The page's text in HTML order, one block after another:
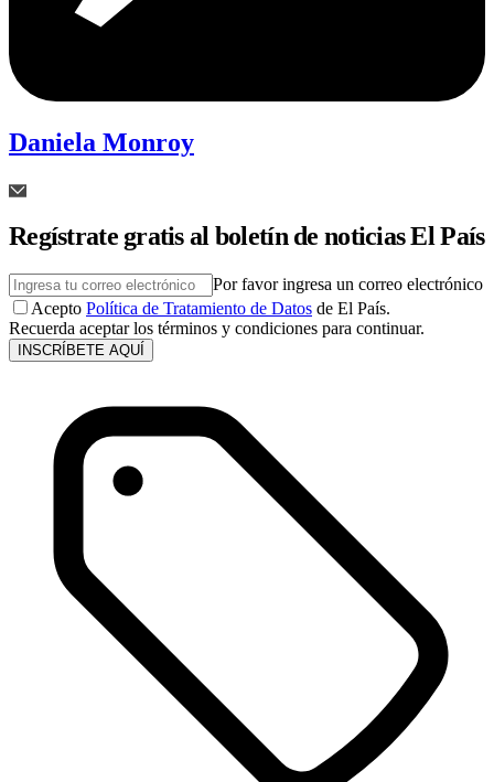
Daniela Monroy
Regístrate gratis al boletín de noticias El País
Por favor ingresa un correo electrónico
Acepto Política de Tratamiento de Datos de El País.
Recuerda aceptar los términos y condiciones para continuar.
INSCRÍBETE AQUÍ